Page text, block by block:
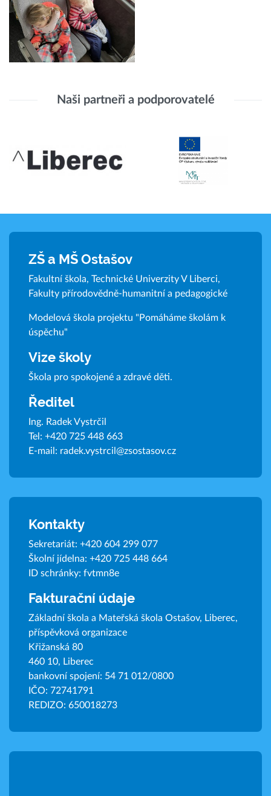
Naši partneři a podporovatelé
ZŠ a MŠ Ostašov
Fakultní škola, Technické Univerzity V Liberci,
Fakulty přírodovědně-humanitní a pedagogické
Modelová škola projektu "Pomáháme školám k
úspěchu"
Vize školy
Škola pro spokojené a zdravé děti.
Ředitel
Ing. Radek Vystrčil
Tel: +420 725 448 663
E-mail: radek.vystrcil@zsostasov.cz
Kontakty
Sekretariát: +420 604 299 077
Školní jídelna: +420 725 448 664
ID schránky: fvtmn8e
Fakturační údaje
Základní škola a Mateřská škola Ostašov, Liberec,
příspěvková organizace
Křižanská 80
460 10, Liberec
bankovní spojení: 54 71 012/0800
IČO: 72741791
REDIZO: 650018273